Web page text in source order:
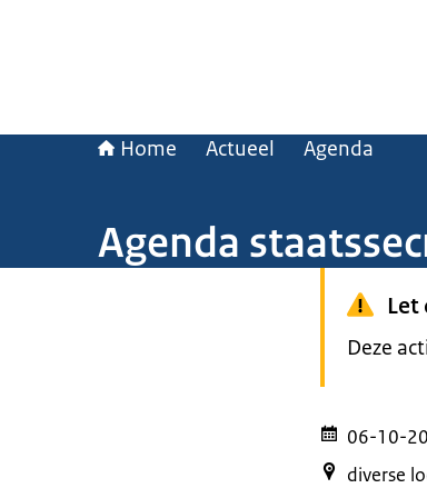
Home Actueel Agenda
Agenda
Let
Deze
06-10-
diverse